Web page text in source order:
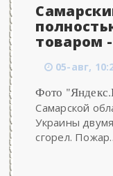
товаром
05-авг,
Фото
Самарской
Украины
сгорел.